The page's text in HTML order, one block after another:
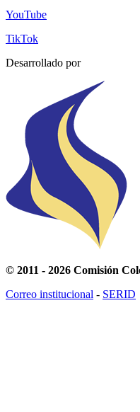
YouTube
TikTok
Desarrollado por
© 2011 - 2026 Comisión
Correo institucional - SERID